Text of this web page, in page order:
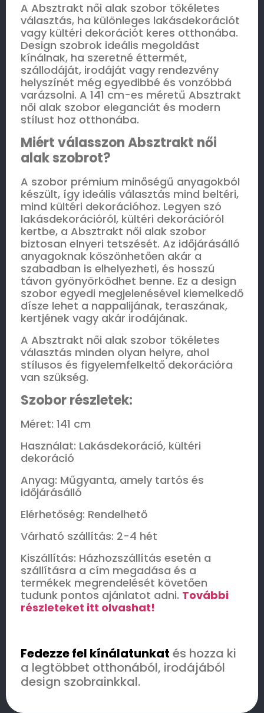
A Absztrakt női alak szobor tökéletes
választás, ha különleges lakásdekorációt
vagy kültéri dekorációt keres otthonába.
Design szobrok ideális megoldást
kínálnak, ha szeretné éttermét,
szállodáját, irodáját vagy rendezvény
helyszínét még egyedibbé és vonzóbbá
varázsolni. A 141 cm-es méretű Absztrakt
női alak szobor eleganciát és modern
stílust hoz otthonába.
Miért válasszon Absztrakt női
alak szobrot?
A szobor prémium minőségű anyagokból
készült, így ideális választás mind beltéri,
mind kültéri dekorációhoz. Legyen szó
lakásdekorációról, kültéri dekorációról
kertbe, a Absztrakt női alak szobor
biztosan elnyeri tetszését. Az időjárásálló
anyagoknak köszönhetően akár a
szabadban is elhelyezheti, és hosszú
távon gyönyörködhet benne. Ez a design
szobor egyedi megjelenésével kiemelkedő
dísze lehet a nappalijának, teraszának,
kertjének vagy akár irodájának.
A Absztrakt női alak szobor tökéletes
választás minden olyan helyre, ahol
stílusos és figyelemfelkeltő dekorációra
van szükség.
Szobor részletek:
Méret: 141 cm
Használat: Lakásdekoráció, kültéri
dekoráció
Anyag: Műgyanta, amely tartós és
időjárásálló
Elérhetőség: Rendelhető
Várható szállítás: 2-4 hét
Kiszállítás: Házhozszállítás esetén a
szállításra a cím megadása és a
termékek megrendelését követően
tudunk pontos ajánlatot adni. További
részleteket itt olvashat!
Fedezze fel kínálatunkat és hozza ki
a legtöbbet otthonából, irodájából
design szobrainkkal.